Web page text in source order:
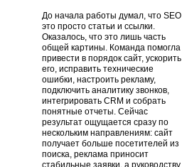
До начала работы думал, что SEO
это просто статьи и ссылки.
Оказалось, что это лишь часть
общей картины. Команда помогла
привести в порядок сайт, ускорить
его, исправить технические
ошибки, настроить рекламу,
подключить аналитику звонков,
интегрировать CRM и собрать
понятные отчеты. Сейчас
результат ощущается сразу по
нескольким направлениям: сайт
получает больше посетителей из
поиска, реклама приносит
стабильные заявки, а руководству